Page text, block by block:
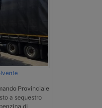
Provinciale
a sequestro
di